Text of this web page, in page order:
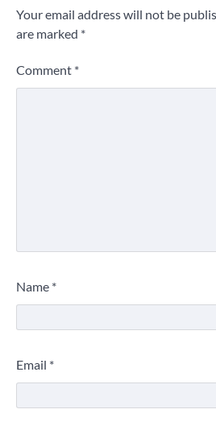
Your email address will not be
are marked *
Comment *
Name *
Email *